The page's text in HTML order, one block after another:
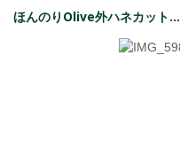
ほんのりOlive外ハネカット...